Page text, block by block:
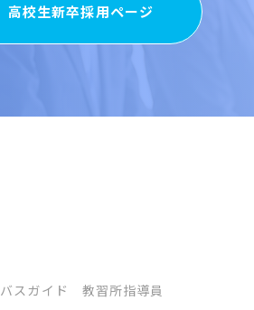
高校生新卒採用ページ
バスガイド
教習所指導員